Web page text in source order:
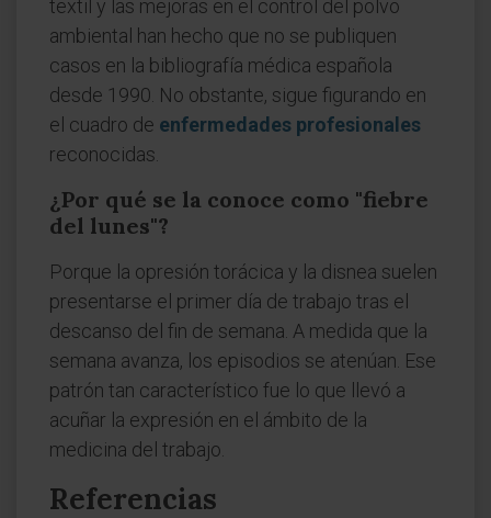
textil y las mejoras en el control del polvo
ambiental han hecho que no se publiquen
casos en la bibliografía médica española
desde 1990. No obstante, sigue figurando en
el cuadro de enfermedades profesionales
reconocidas.
¿Por qué se la conoce como "fiebre
del lunes"?
Porque la opresión torácica y la disnea suelen
presentarse el primer día de trabajo tras el
descanso del fin de semana. A medida que la
semana avanza, los episodios se atenúan. Ese
patrón tan característico fue lo que llevó a
acuñar la expresión en el ámbito de la
medicina del trabajo.
Referencias